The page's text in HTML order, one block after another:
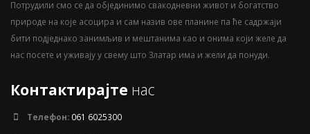
Потрудили смо се да објединимо свакодневни живот и богатство
природе на које асоцира и сам назив ове планине па ће садржаји
бити подједнако занимљив и мештанима као и онима који желе да
нас посете и уживају у свему што Златар има и жели да понуди.
Контактирајте нас
Телефон: 061 6025300